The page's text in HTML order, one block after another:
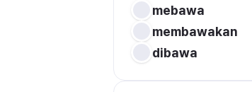
mebawa
membawakan
dibawa